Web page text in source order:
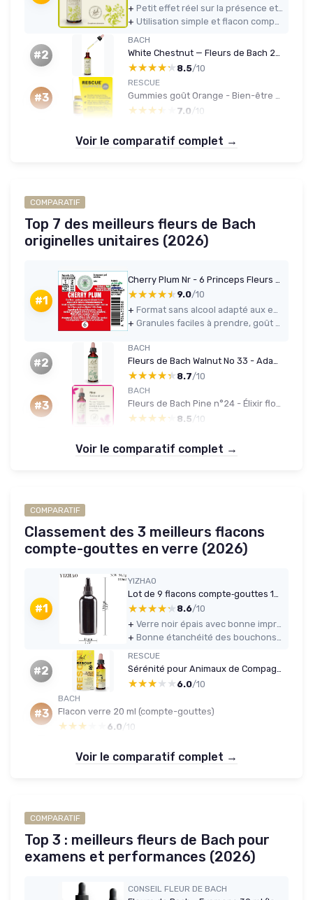
+
+
#2
BACH
White Chestnut — Fleurs de Bach 20 ml
★★★★★
★★★★★ 8.5/10
#3
RESCUE
Gummies goût Orange - Bien-être émotionnel naturel - Mélange de 5 Fleurs de Bach Original pour des journées équilibrées - Stress du quotidien - Vegan - Boîte de 60 gummies Fruits Oranges Nuit
★★★★★
★★★★★ 7.0 /10
Voir le comparatif complet →
COMPARATIF
Top 7 des meilleurs fleurs de Bach
originelles unitaires (2026)
#1 ★★★★★
★★★★★ 9.0/10
+
+
#2
BACH
Fleurs de Bach Walnut No 33 - Adaptabilité
★★★★★
★★★★★ 8.7/10
#3
BACH
Fleurs de Bach Pine n°24 - Élixir floral 20 ml
★★★★★
★★★★★ 8.5 /10
Voir le comparatif complet →
COMPARATIF
Classement des 3 meilleurs flacons
compte-gouttes en verre (2026)
#1
YIZHAO
★★★★★
★★★★★ 8.6/10
+
+
#2
RESCUE
Sérénité pour Animaux de Compagnie - Compte-Gouttes Vegan 10ml
★★★★★
★★★★★ 6.0/10
#3
BACH
Flacon verre 20 ml (compte-gouttes)
★★★★★
★★★★★ 6.0 /10
Voir le comparatif complet →
COMPARATIF
Top 3 : meilleurs fleurs de Bach pour
examens et performances (2026)
CONSEIL FLEUR DE BACH